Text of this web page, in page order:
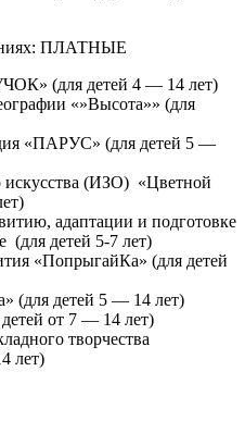
ПЛАТНЫЕ
(для детей 4 — 14 лет)
«»Высота»» (для
«ПАРУС» (для детей 5 —
искусства (ИЗО) «Цветной
адаптации и подготовке
(для детей 5-7 лет)
«ПопрыгайКа» (для детей
(для детей 5 — 14 лет)
от 7 — 14 лет)
творчества
лет)